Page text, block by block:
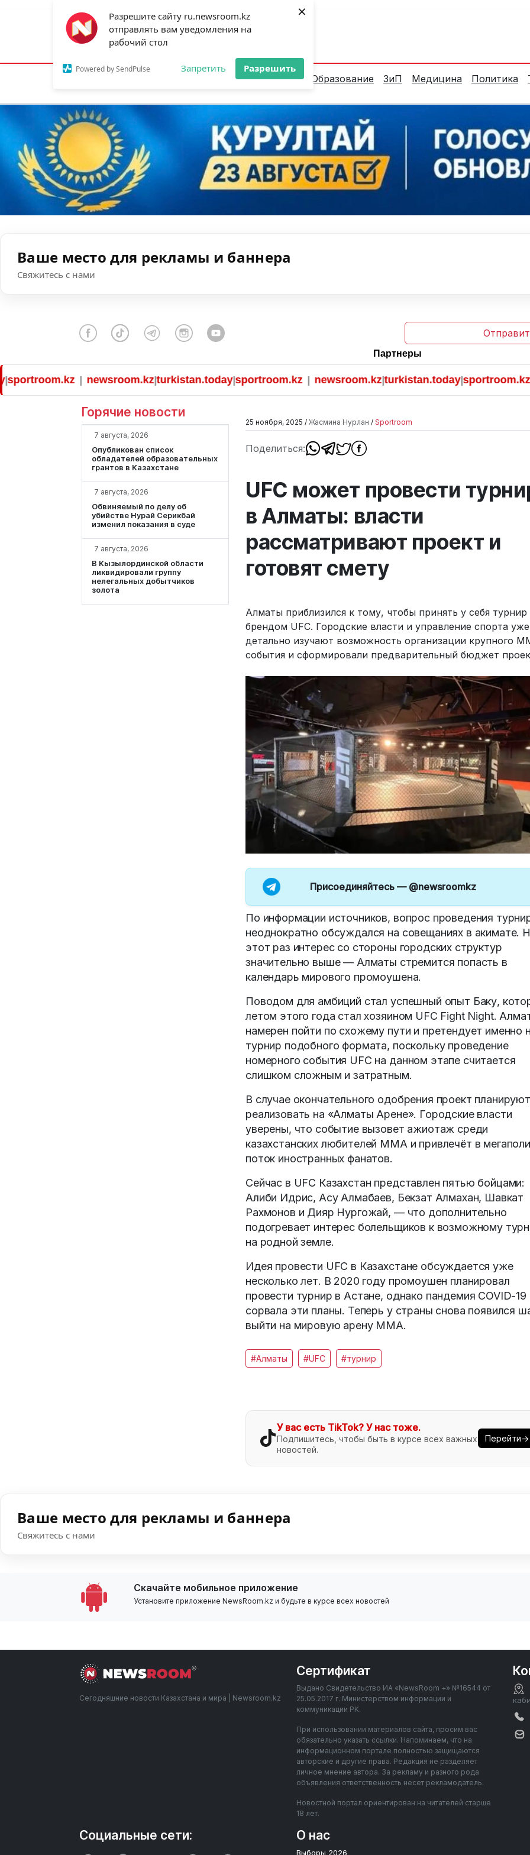
Разрешите сайту ru.newsroom.kz
отправлять вам уведомления на
рабочий стол
Powered by SendPulse Запретить Разрешить
×
Астана:21°C Алматы:29°C Шымкент:
Новости Аналитика Образование ЗиП Медицина Политика
Ваше место для рекламы и баннера
Свяжитесь с нами
Партнеры
|newsroom.kz|turkistan.today|sportroom.kz|newsroom.kz|turkistan.today|sportroom.kz
Горячие новости
7 августа, 2026
Опубликован список
обладателей образовательных
грантов в Казахстане
7 августа, 2026
Обвиняемый по делу об
убийстве Нурай Серикбай
изменил показания в суде
7 августа, 2026
В Кызылординской области
ликвидировали группу
нелегальных добытчиков
золота
25 ноября, 2025 / Жасмина Нурлан / Sportroom
Поделиться:
UFC может провести
в Алматы: власти
рассматривают проект и
готовят смету
Алматы приблизился к тому, чтобы принять у себя
брендом UFC. Городские власти и управление спорта уже
детально изучают возможность организации крупного
события и сформировали предварительный бюджет
Присоединяйтесь — @newsroomkz
По информации источников, вопрос проведения
неоднократно обсуждался на совещаниях в акимате.
этот раз интерес со стороны городских структур
значительно выше — Алматы стремится попасть в
календарь мирового промоушена.
Поводом для амбиций стал успешный опыт Баку,
летом этого года стал хозяином UFC Fight Night.
намерен пойти по схожему пути и претендует именно
турнир подобного формата, поскольку проведение
номерного события UFC на данном этапе считается
слишком сложным и затратным.
В случае окончательного одобрения проект планируют
реализовать на «Алматы Арене». Городские власти
уверены, что событие вызовет ажиотаж среди
казахстанских любителей ММА и привлечёт в
поток иностранных фанатов.
Сейчас в UFC Казахстан представлен пятью бойцами:
Алиби Идрис, Асу Алмабаев, Бекзат Алмахан, Шавкат
Рахмонов и Дияр Нургожай, — что дополнительно
подогревает интерес болельщиков к возможному
на родной земле.
Идея провести UFC в Казахстане обсуждается уже
несколько лет. В 2020 году промоушен планировал
провести турнир в Астане, однако пандемия COVID-19
сорвала эти планы. Теперь у страны снова появился
выйти на мировую арену ММА.
#Алматы #UFC #турнир
У вас есть TikTok? У нас тоже.
Подпишитесь, чтобы быть в курсе всех важных
новостей.
Перейти→
Ваше место для рекламы и баннера
Свяжитесь с нами
Скачайте мобильное приложение
Установите приложение NewsRoom.kz и будьте в курсе всех новостей
Сегодняшние новости Казахстана и мира | Newsroom.kz
Сертификат
Выдано Свидетельство ИА «NewsRoom +» №16544 от
25.05.2017 г. Министерством информации и
коммуникации РК.
При использовании материалов сайта, просим вас
обязательно указать ссылки. Напоминаем, что на
информационном портале полностью защищаются
авторские и другие права. Редакция не разделяет
личное мнение автора. За рекламу и разного рода
объявления ответственность несет рекламодатель.
Новостной портал ориентирован на читателей старше
18 лет.
О нас
Выборы 2026
Социальные сети: